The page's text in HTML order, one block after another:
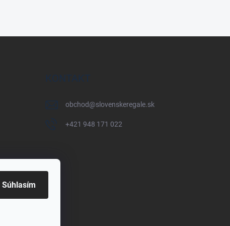
Súhlasím
KONTAKT
obchod@slovenskeregale.sk
+421 948 171 022